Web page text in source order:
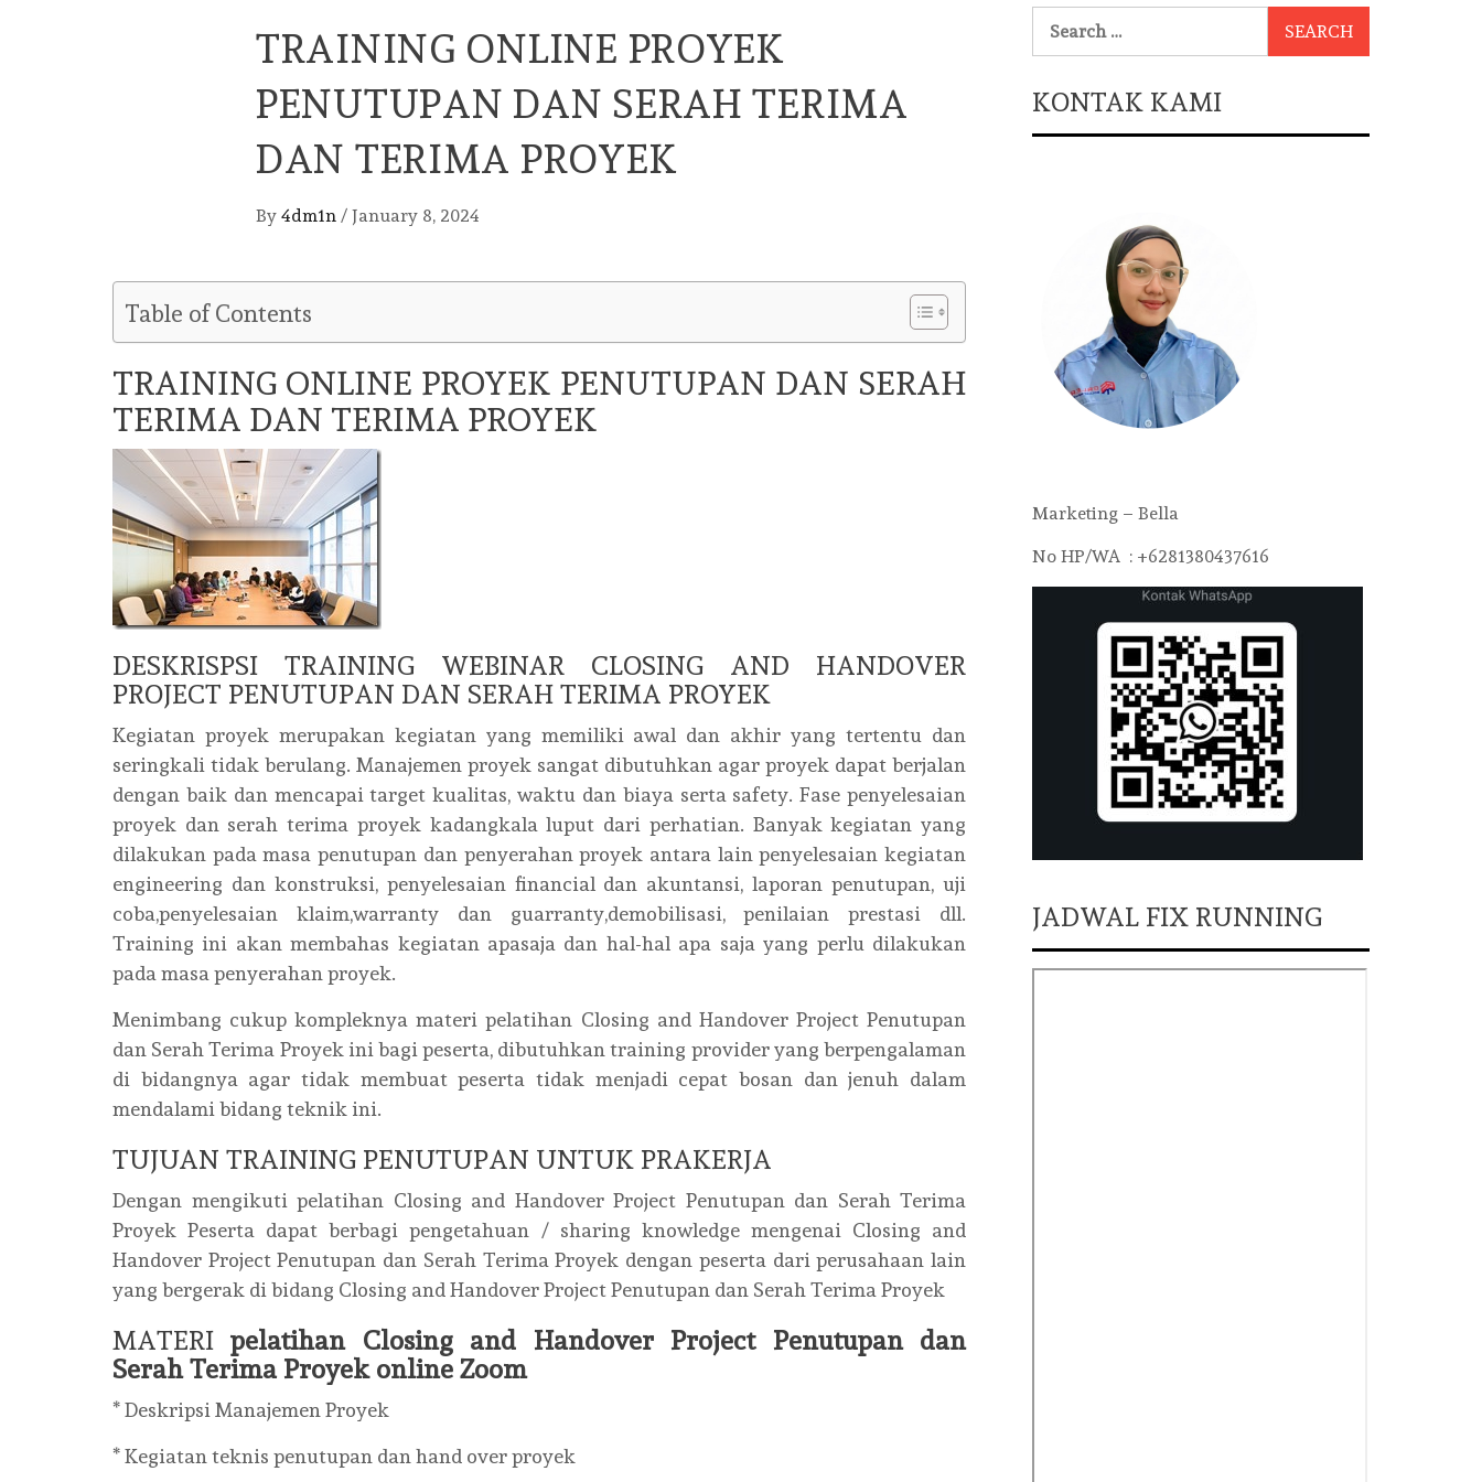
TRAINING ONLINE PROYEK
PENUTUPAN DAN SERAH TERIMA
DAN TERIMA PROYEK
By 4dm1n / January 8, 2024
Table of Contents
TRAINING ONLINE PROYEK PENUTUPAN DAN SERAH
TERIMA DAN TERIMA PROYEK
DESKRISPSI TRAINING WEBINAR CLOSING AND HANDOVER
PROJECT PENUTUPAN DAN SERAH TERIMA PROYEK
Kegiatan proyek merupakan kegiatan yang memiliki awal dan akhir yang tertentu dan
seringkali tidak berulang. Manajemen proyek sangat dibutuhkan agar proyek dapat berjalan
dengan baik dan mencapai target kualitas, waktu dan biaya serta safety. Fase penyelesaian
proyek dan serah terima proyek kadangkala luput dari perhatian. Banyak kegiatan yang
dilakukan pada masa penutupan dan penyerahan proyek antara lain penyelesaian kegiatan
engineering dan konstruksi, penyelesaian financial dan akuntansi, laporan penutupan, uji
coba,penyelesaian klaim,warranty dan guarranty,demobilisasi, penilaian prestasi dll.
Training ini akan membahas kegiatan apasaja dan hal-hal apa saja yang perlu dilakukan
pada masa penyerahan proyek.
Menimbang cukup kompleknya materi pelatihan Closing and Handover Project Penutupan
dan Serah Terima Proyek ini bagi peserta, dibutuhkan training provider yang berpengalaman
di bidangnya agar tidak membuat peserta tidak menjadi cepat bosan dan jenuh dalam
mendalami bidang teknik ini.
TUJUAN TRAINING PENUTUPAN UNTUK PRAKERJA
Dengan mengikuti pelatihan Closing and Handover Project Penutupan dan Serah Terima
Proyek Peserta dapat berbagi pengetahuan / sharing knowledge mengenai Closing and
Handover Project Penutupan dan Serah Terima Proyek dengan peserta dari perusahaan lain
yang bergerak di bidang Closing and Handover Project Penutupan dan Serah Terima Proyek
MATERIpelatihan Closing and Handover Project Penutupan dan
Serah Terima Proyek online Zoom
* Deskripsi Manajemen Proyek
* Kegiatan teknis penutupan dan hand over proyek
for:
KONTAK KAMI
Marketing – Bella
No HP/WA : +6281380437616
JADWAL FIX RUNNING